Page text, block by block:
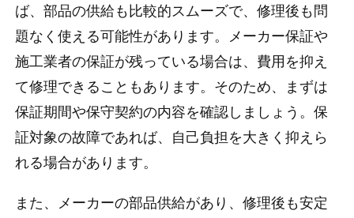
ば、部品の供給も比較的スムーズで、修理後も問
題なく使える可能性があります。メーカー保証や
施工業者の保証が残っている場合は、費用を抑え
て修理できることもあります。そのため、まずは
保証期間や保守契約の内容を確認しましょう。保
証対象の故障であれば、自己負担を大きく抑えら
れる場合があります。
また、メーカーの部品供給があり、修理後も安定